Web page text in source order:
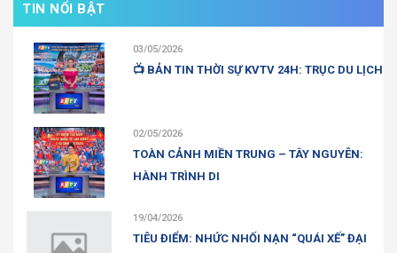
TIN NỔI BẬT
03/05/2026
📺 BẢN TIN THỜI SỰ KVTV 24H: TRỤC DU LỊCH
02/05/2026
TOÀN CẢNH MIỀN TRUNG – TÂY NGUYÊN:
HÀNH TRÌNH DI
19/04/2026
TIÊU ĐIỂM: NHỨC NHỐI NẠN “QUÁI XẾ” ĐẠI